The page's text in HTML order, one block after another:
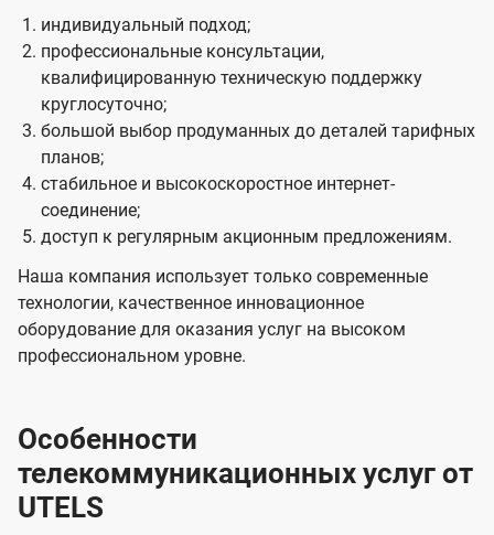
индивидуальный подход;
профессиональные консультации,
квалифицированную техническую поддержку
круглосуточно;
большой выбор продуманных до деталей тарифных
планов;
стабильное и высокоскоростное интернет-
соединение;
доступ к регулярным акционным предложениям.
Наша компания использует только современные
технологии, качественное инновационное
оборудование для оказания услуг на высоком
профессиональном уровне.
Особенности
телекоммуникационных услуг от
UTELS